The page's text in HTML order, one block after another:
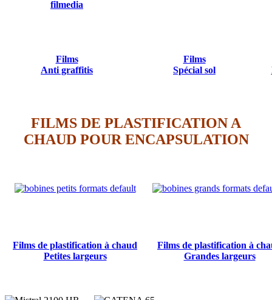
Films
Anti graffitis
Films
Spécial sol
FILMS DE PLASTIFICATION A
CHAUD POUR ENCAPSULATION
Films de plastification à chaud
Petites largeurs
Films de plastification à
Grandes largeurs